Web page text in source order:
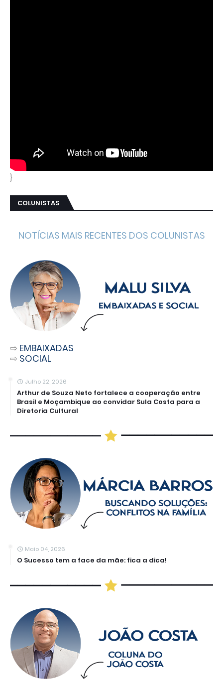
}
COLUNISTAS
NOTÍCIAS MAIS RECENTES DOS COLUNISTAS
⇨ EMBAIXADAS
⇨ SOCIAL
Julho 22, 2026
Arthur de Souza Neto fortalece a cooperação entre
Brasil e Moçambique ao convidar Sula Costa para a
Diretoria Cultural
Maio 04, 2026
O Sucesso tem a face da mãe: fica a dica!